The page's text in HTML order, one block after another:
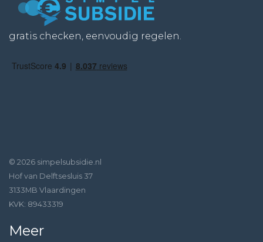
gratis checken, eenvoudig regelen.
© 2026 simpelsubsidie.nl
Hof van Delftsesluis 37
3133MB Vlaardingen
KVK: 89433319
Meer